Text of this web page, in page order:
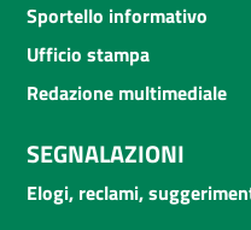
Sportello informativo
Ufficio stampa
Redazione multimediale
SEGNALAZIONI
Elogi, reclami,